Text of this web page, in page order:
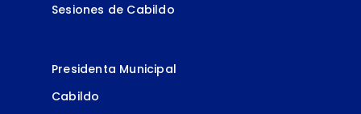
Sesiones de Cabildo
Presidenta Municipal
Cabildo